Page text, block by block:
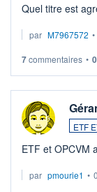
Quel titre est
par M7967572 •
7commentaires • 0
ETF
par pmourie1 •